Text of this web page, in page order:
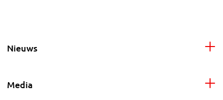
Nieuws
Media